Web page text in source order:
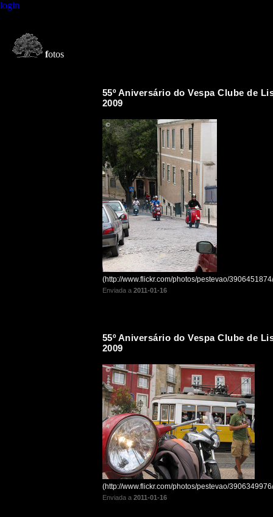
login
fotos
55º Aniversário do Vespa Clube de
2009
(http://www.flickr.com/photos/pestevao/
Enviada a 2011-01-16
55º Aniversário do Vespa Clube de
2009
(http://www.flickr.com/photos/pestevao/
Enviada a 2011-01-16